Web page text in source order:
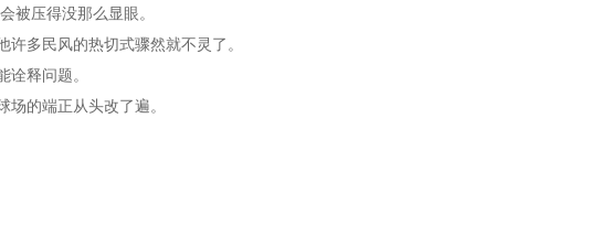
被压得没那么显眼。
多民风的热切式骤然就不灵了。
释问题。
的端正从头改了遍。